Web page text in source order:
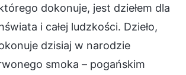
dokonuje, jest dziełem dla
i całej ludzkości. Dzieło,
dzisiaj w narodzie
smoka – pogańskim